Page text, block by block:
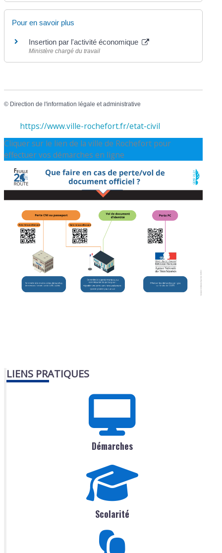
Pour en savoir plus
Insertion par l'activité économique
Ministère chargé du travail
© Direction de l'information légale et administrative
https://www.ville-rochefort.fr/etat-civil
Cliquer sur le lien de la ville de Rochefort pour
effectuer vos démarches en ligne
LIENS PRATIQUES
Démarches
Scolarité